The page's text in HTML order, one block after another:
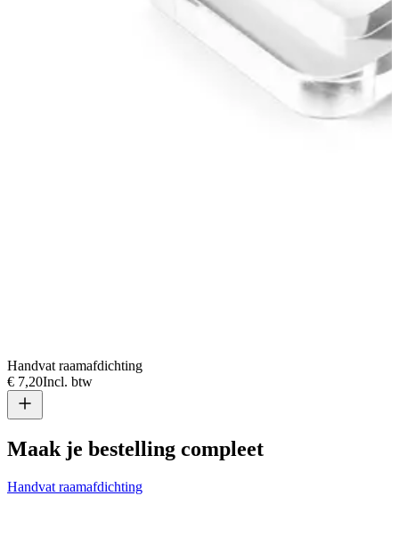
Handvat raamafdichting
€ 7,20Incl. btw
Maak je bestelling compleet
Handvat raamafdichting